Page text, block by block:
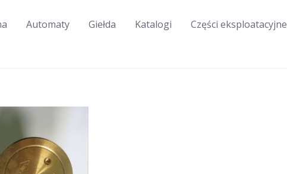
Automaty Giełda Katalogi Części eksploatacyjne